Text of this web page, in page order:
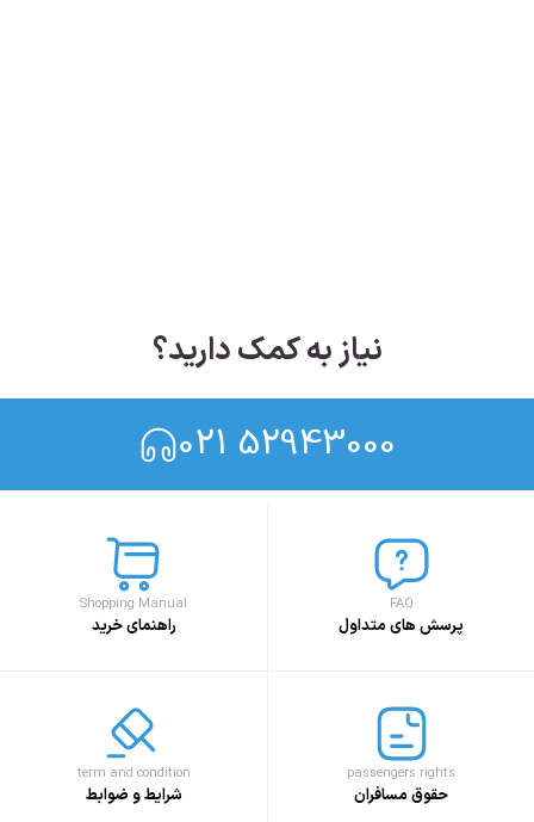
نیاز به کمک دارید؟
021 52943000
FAQ
پرسش های متداول
Shopping Manual
راهنمای خرید
passengers rights
حقوق مسافران
term and condition
شرایط و ضوابط